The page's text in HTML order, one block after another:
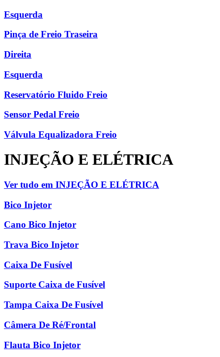
Esquerda
Pinça de Freio Traseira
Direita
Esquerda
Reservatório Fluido Freio
Sensor Pedal Freio
Válvula Equalizadora Freio
INJEÇÃO E ELÉTRICA
Ver tudo em INJEÇÃO E ELÉTRICA
Bico Injetor
Cano Bico Injetor
Trava Bico Injetor
Caixa De Fusível
Suporte Caixa de Fusível
Tampa Caixa De Fusível
Câmera De Ré/Frontal
Flauta Bico Injetor